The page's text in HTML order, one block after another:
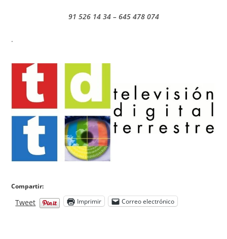
91 526 14 34 – 645 478 074
.
Compartir:
Tweet Imprimir Correo electrónico